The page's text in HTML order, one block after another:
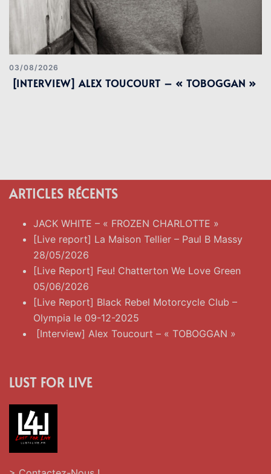
03/08/2026
[INTERVIEW] ALEX TOUCOURT – « TOBOGGAN »
ARTICLES RÉCENTS
JACK WHITE – « FROZEN CHARLOTTE »
[Live report] La Maison Tellier – Paul B Massy
28/05/2026
[Live Report] Feu! Chatterton We Love Green
05/06/2026
[Live Report] Black Rebel Motorcycle Club –
Olympia le 09-12-2025
[Interview] Alex Toucourt – « TOBOGGAN »
LUST FOR LIVE